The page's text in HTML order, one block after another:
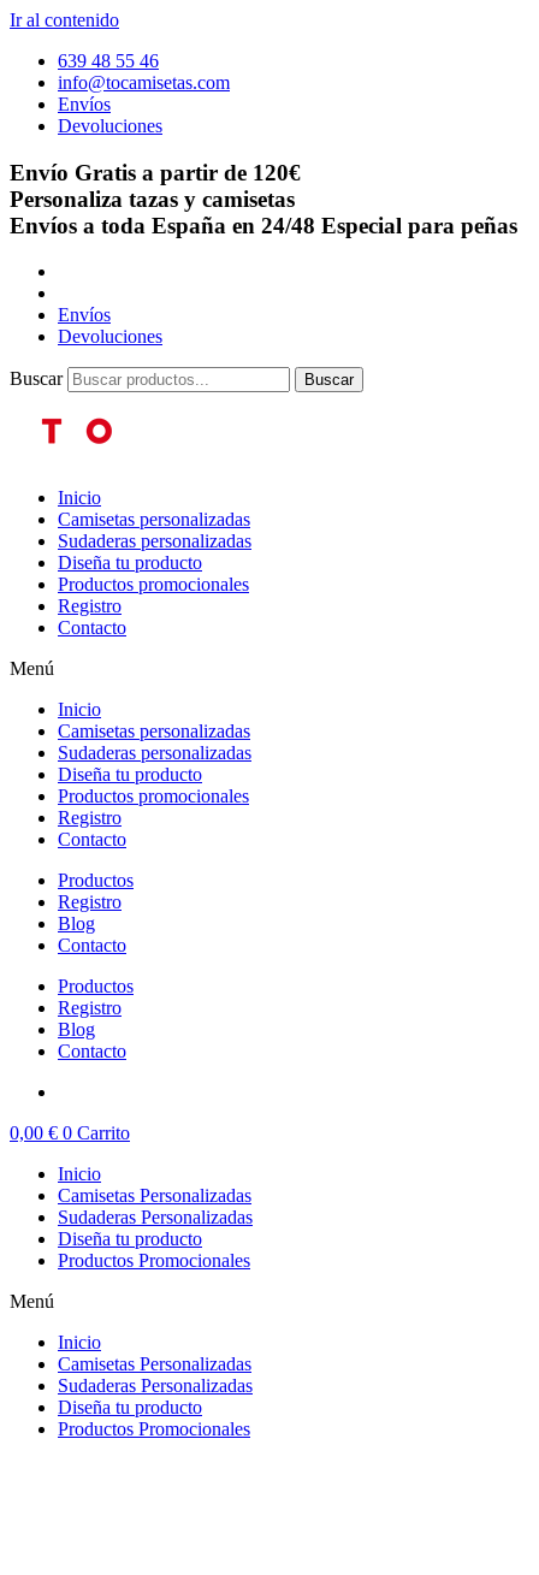
Ir al contenido
639 48 55 46
info@tocamisetas.com
Envíos
Devoluciones
Envío Gratis a partir de 120€
Personaliza tazas y camisetas
Envíos a toda España en 24/48 Especial para peñas
Envíos
Devoluciones
Buscar Buscar
Inicio
Camisetas personalizadas
Sudaderas personalizadas
Diseña tu producto
Productos promocionales
Registro
Contacto
Menú
Inicio
Camisetas personalizadas
Sudaderas personalizadas
Diseña tu producto
Productos promocionales
Registro
Contacto
Productos
Registro
Blog
Contacto
Productos
Registro
Blog
Contacto
0,00 € 0 Carrito
Inicio
Camisetas Personalizadas
Sudaderas Personalizadas
Diseña tu producto
Productos Promocionales
Menú
Inicio
Camisetas Personalizadas
Sudaderas Personalizadas
Diseña tu producto
Productos Promocionales